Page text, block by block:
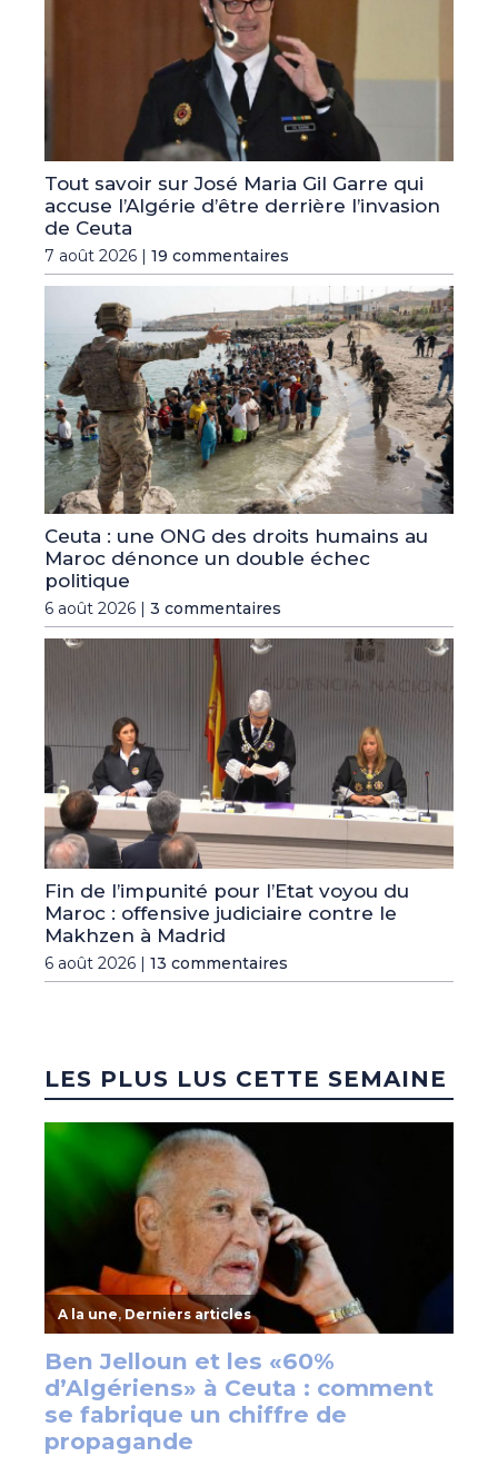
Tout savoir sur José Maria Gil Garre qui
accuse l’Algérie d’être derrière l’invasion
de Ceuta
7 août 2026 | 19 commentaires
Ceuta : une ONG des droits humains au
Maroc dénonce un double échec
politique
6 août 2026 | 3 commentaires
Fin de l’impunité pour l’Etat voyou du
Maroc : offensive judiciaire contre le
Makhzen à Madrid
6 août 2026 | 13 commentaires
LES PLUS LUS CETTE SEMAINE